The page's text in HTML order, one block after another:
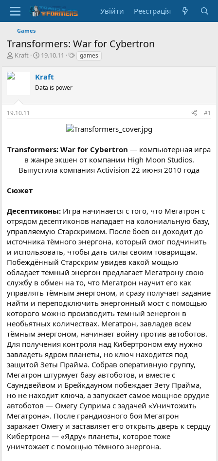
Увійти Реєстрація
Games
Transformers: War for Cybertron
А
т
о
е
м
Kraft
Д
а
с
в
н
я
19.10.11
Тgames
Kraft
Data is power
19.10.11 #1
Transformers: War for Cybertron — компьютерная игра
в жанре экшен от компании High Moon Studios.
Выпустила компания Activision 22 июня 2010 года​
Сюжет
Десептиконы: Игра начинается с того, что Мегатрон с
отрядом десептиконов нападает на колониальную базу,
управляемую Старскримом. После боёв он доходит до
источника тёмного энергона, который смог подчинить
и использовать, чтобы дать силы своим товарищам.
Побеждённый Старскрим увидев какой мощью
обладает тёмный энергон предлагает Мегатрону свою
службу в обмен на то, что Мегатрон научит его как
управлять тёмным энергоном, и сразу получает задание
найти и переподключить энергонный мост с помощью
которого можно производить тёмный эенергон в
необьятных количествах. Мегатрон, завладев всем
тёмным энергоном, начинает войну против автоботов.
Для получения контроля над Кибертроном ему нужно
завладеть ядром планеты, но ключ находится под
защитой Зеты Прайма. Собрав оперативную группу,
Мегатрон штурмует базу автоботов, и вместе с
Саундвейвом и Брейкдауном побеждает Зету Прайма,
но не находит ключа, а запускает самое мощное орудие
автоботов — Омегу Суприма с задачей «Уничтожить
Мегатрона». После грандиозного боя Мегатрон
заражает Омегу и заставляет его открыть дверь к сердцу
Кибертрона — «Ядру» планеты, которое тоже
уничтожает с помощью тёмного энергона.